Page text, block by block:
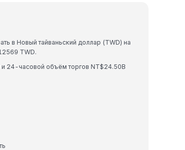
в Новый тайваньский доллар (TWD) на
TWD.
24-часовой объём торгов NT$24.50B